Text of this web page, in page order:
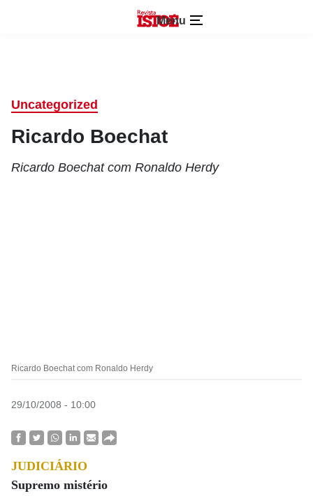
Menu
Uncategorized
Ricardo Boechat
Ricardo Boechat com Ronaldo Herdy
Ricardo Boechat com Ronaldo Herdy
29/10/2008 - 10:00
JUDICIÁRIO
Supremo mistério